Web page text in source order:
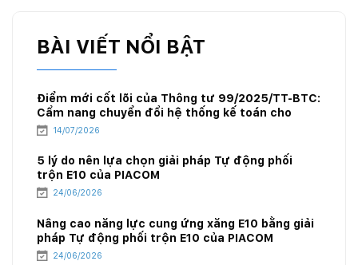
BÀI VIẾT NỔI BẬT
Điểm mới cốt lõi của Thông tư 99/2025/TT-BTC:
Cẩm nang chuyển đổi hệ thống kế toán cho
doanh nghiệp xăng dầu
14/07/2026
5 lý do nên lựa chọn giải pháp Tự động phối
trộn E10 của PIACOM
24/06/2026
Nâng cao năng lực cung ứng xăng E10 bằng giải
pháp Tự động phối trộn E10 của PIACOM
24/06/2026